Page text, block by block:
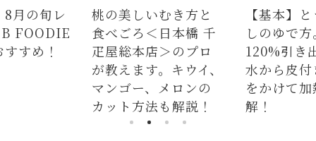
むき方と
日本橋 千
のプロ
【基本】とうもろこ
しのゆで方。甘さを
120%引き出すには、
水から皮付き＆時間
をかけて加熱が正
解！
【簡単】
の人気レ
ラダはタ
麺、よだ
つかない
説！